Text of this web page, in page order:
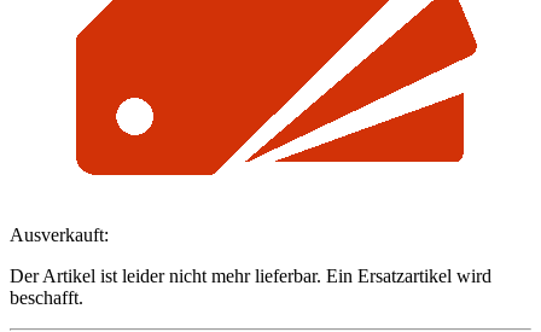
Ausverkauft:
Der Artikel ist leider nicht mehr lieferbar. Ein Ersatzartikel wird
beschafft.